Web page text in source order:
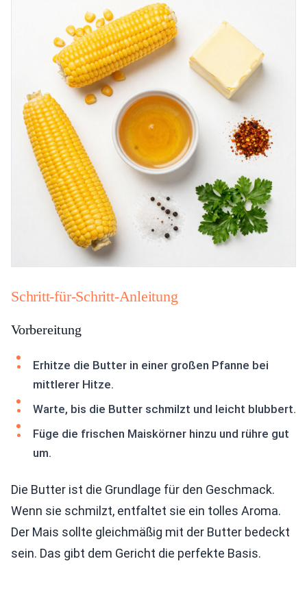
Schritt-für-Schritt-Anleitung
Vorbereitung
Erhitze die Butter in einer großen Pfanne bei
mittlerer Hitze.
Warte, bis die Butter schmilzt und leicht blubbert.
Füge die frischen Maiskörner hinzu und rühre gut
um.
Die Butter ist die Grundlage für den Geschmack.
Wenn sie schmilzt, entfaltet sie ein tolles Aroma.
Der Mais sollte gleichmäßig mit der Butter bedeckt
sein. Das gibt dem Gericht die perfekte Basis.